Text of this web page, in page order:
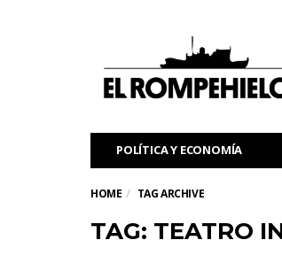
POLÍTICA Y ECONOMÍA
HOME TAG ARCHIVE
TAG: TEATRO